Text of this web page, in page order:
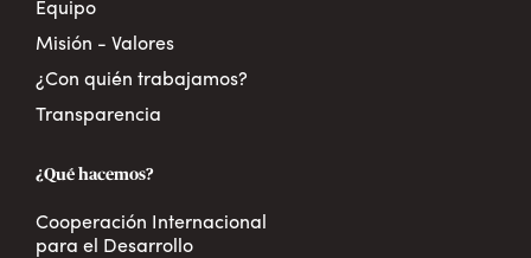
Equipo
Misión - Valores
¿Con quién trabajamos?
Transparencia
¿Qué hacemos?
Cooperación Internacional
para el Desarrollo